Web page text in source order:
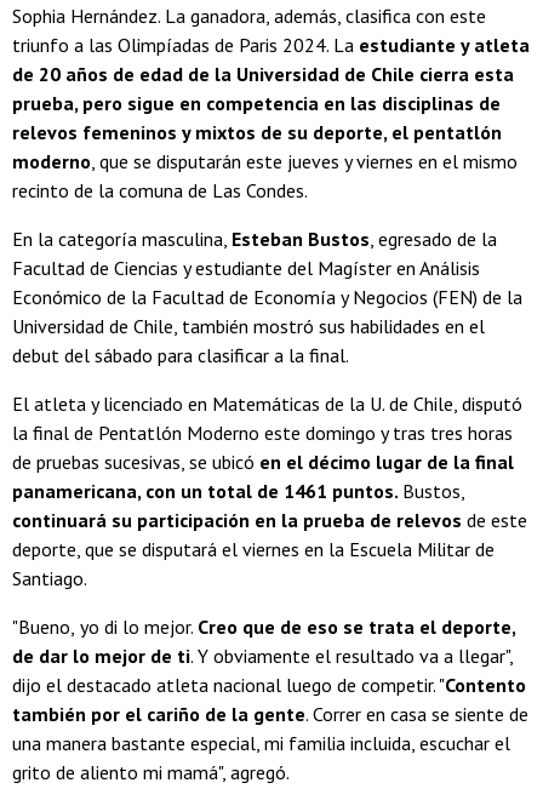
Sophia Hernández. La ganadora, además, clasifica con este
triunfo a las Olimpíadas de Paris 2024. La estudiante y atleta
de 20 años de edad de la Universidad de Chile cierra esta
prueba, pero sigue en competencia en las disciplinas de
relevos femeninos y mixtos de su deporte, el pentatlón
moderno , que se disputarán este jueves y viernes en el mismo
recinto de la comuna de Las Condes.
En la categoría masculina, Esteban Bustos , egresado de la
Facultad de Ciencias y estudiante del Magíster en Análisis
Económico de la Facultad de Economía y Negocios (FEN) de la
Universidad de Chile, también mostró sus habilidades en el
debut del sábado para clasificar a la final.
El atleta y licenciado en Matemáticas de la U. de Chile, disputó
la final de Pentatlón Moderno este domingo y tras tres horas
de pruebas sucesivas, se ubicó en el décimo lugar de la final
panamericana, con un total de 1461 puntos. Bustos,
continuará su participación en la prueba de relevos de este
deporte, que se disputará el viernes en la Escuela Militar de
Santiago.
"Bueno, yo di lo mejor. Creo que de eso se trata el deporte,
de dar lo mejor de ti. Y obviamente el resultado va a llegar",
dijo el destacado atleta nacional luego de competir. "Contento
también por el cariño de la gente. Correr en casa se siente de
una manera bastante especial, mi familia incluida, escuchar el
grito de aliento mi mamá", agregó.